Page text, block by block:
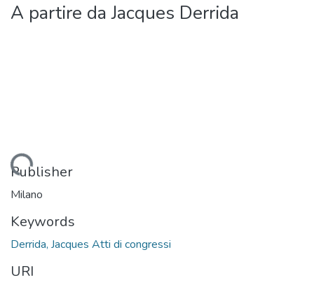
A partire da Jacques Derrida
Loading...
Publisher
Milano
Keywords
Derrida, Jacques Atti di congressi
URI